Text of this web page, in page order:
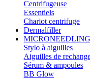
Centrifugeuse
Essentiels
Chariot centrifuge
Dermalfiller
MICRONEEDLING
Stylo à aiguilles
Aiguilles de
Sérum & ampoules
BB Glow